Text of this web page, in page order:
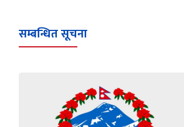
सम्बन्धित सूचना